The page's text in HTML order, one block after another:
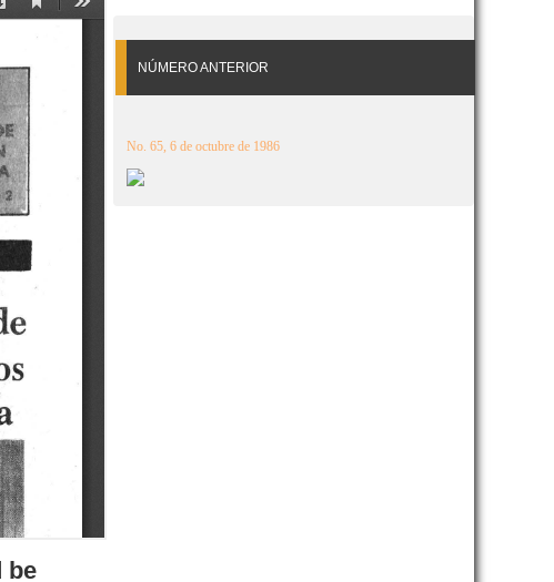
NÚMERO ANTERIOR
No. 65, 6 de octubre de 1986
be